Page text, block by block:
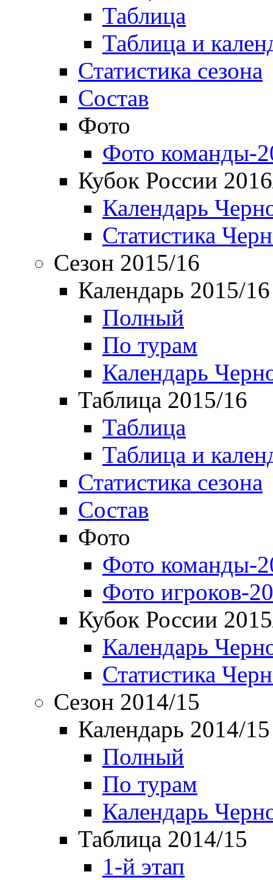
Таблица
Таблица и
Статистика сезона
Состав
Фото
Фото команды-
Кубок России
Календарь
Статистика
Сезон 2015/16
Календарь 2015/16
Полный
По турам
Календарь
Таблица 2015/16
Таблица
Таблица и
Статистика сезона
Состав
Фото
Фото команды-
Фото игроков-
Кубок России
Календарь
Статистика
Сезон 2014/15
Календарь 2014/15
Полный
По турам
Календарь
Таблица 2014/15
1-й этап